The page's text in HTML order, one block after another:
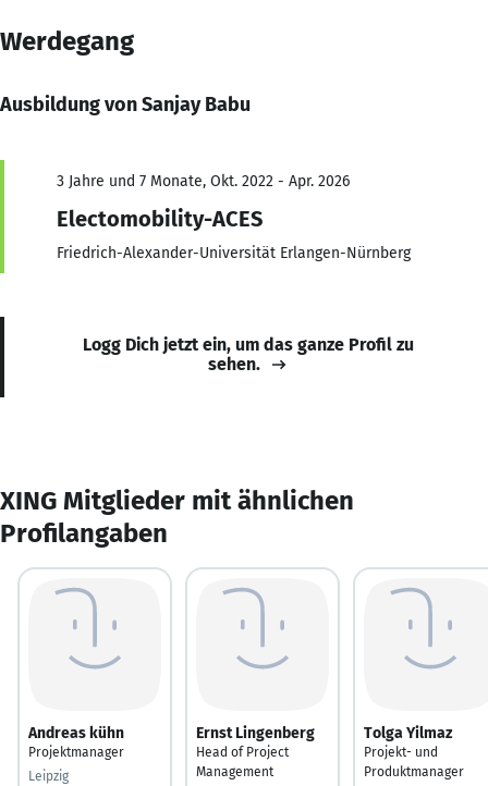
Werdegang
Ausbildung von Sanjay Babu
3 Jahre und 7 Monate, Okt. 2022 - Apr. 2026
Electomobility-ACES
Friedrich-Alexander-Universität Erlangen-Nürnberg
Logg Dich jetzt ein, um das ganze Profil zu
sehen.
XING Mitglieder mit ähnlichen
Profilangaben
Andreas kühn
Projektmanager
Leipzig
Ernst Lingenberg
Head of Project
Management
Tolga Yilmaz
Projekt- und
Produktmanager